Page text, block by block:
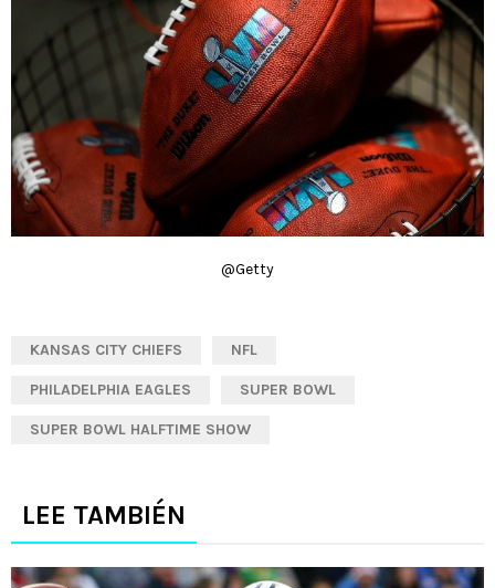
@Getty
KANSAS CITY CHIEFS NFL
PHILADELPHIA EAGLES SUPER BOWL
SUPER BOWL HALFTIME SHOW
LEE TAMBIÉN